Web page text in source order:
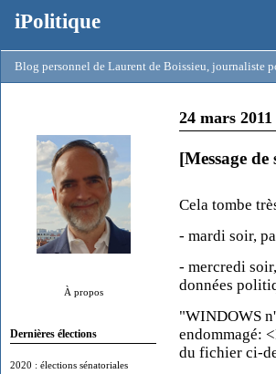
iPolitique
Blog personnel de Laurent de Boissieu, journaliste
À propos
Dernières élections
2020 : élections sénatoriales
24 mars 2011
[Message de
Cela tombe
- mardi soir,
- mercredi
données
"WINDOWS
endommagé:
du fichier ci-